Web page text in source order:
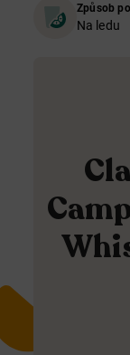
Způsob
Na ledu